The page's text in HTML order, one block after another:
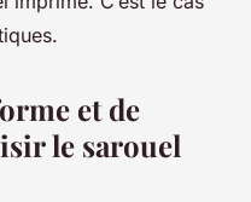
et de
le sarouel